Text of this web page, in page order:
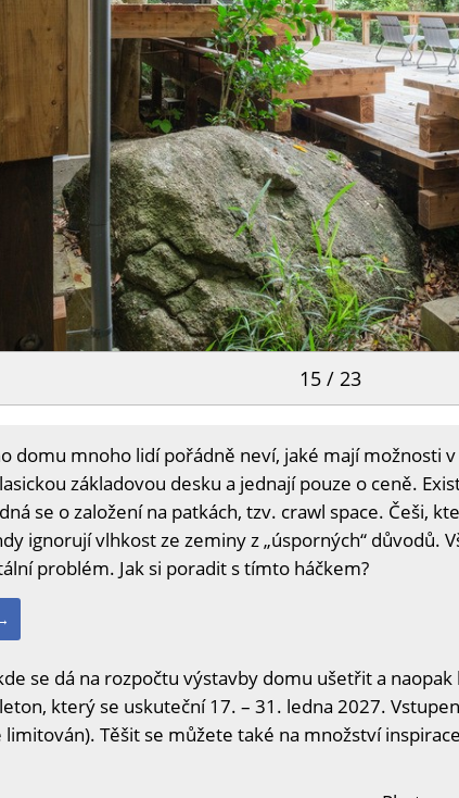
15 / 23
domu mnoho lidí pořádně neví, jaké mají možnosti
základovou desku a jednají pouze o ceně.
se o založení na patkách, tzv. crawl space. Češi,
ignorují vlhkost ze zeminy z „úsporných“ důvodů.
problém. Jak si poradit s tímto háčkem?
se dá na rozpočtu výstavby domu ušetřit a
který se uskuteční 17. – 31. ledna 2027.
Těšit se můžete také na množství